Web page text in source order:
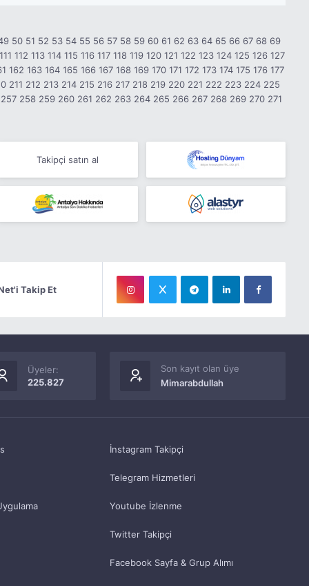
50 51 52 53 54 55 56 57 58 59 60 61 62 63 64 65 66 67 68 69
111 112 113 114 115 116 117 118 119 120 121 122 123 124 125 126 127
162 163 164 165 166 167 168 169 170 171 172 173 174 175 176 177
211 212 213 214 215 216 217 218 219 220 221 222 223 224 225
257 258 259 260 261 262 263 264 265 266 267 268 269 270 271
Takipçi satın al
Takip Et
Üyeler:
225.827
Son kayıt olan üye
Mimarabdullah
İnstagram Takipçi
Telegram Hizmetleri
Youtube İzlenme
Twitter Takipçi
Facebook Sayfa & Grup Alımı